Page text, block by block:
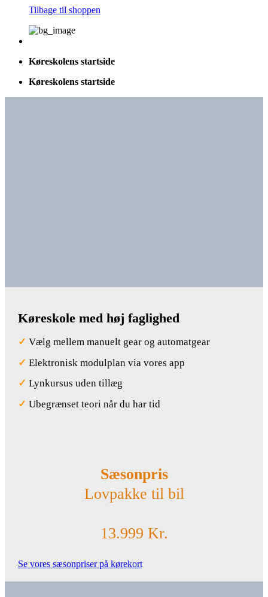
Tilbage til shoppen
Køreskolens startside
Køreskolens startside
Køreskole med høj faglighed
✓ Vælg mellem manuelt gear og automatgear
✓ Elektronisk modulplan via vores app
✓ Lynkursus uden tillæg
✓ Ubegrænset teori når du har tid
Sæsonpris
Lovpakke til bil
13.999 Kr.
Se vores sæsonpriser på kørekort